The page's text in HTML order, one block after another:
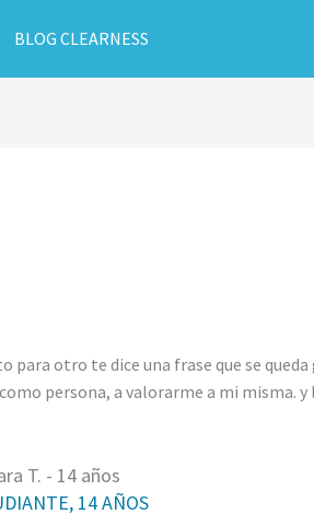
BLOG CLEARNESS
para otro te dice una frase que se
persona, a valorarme a mi
T. - 14 años
14 AÑOS